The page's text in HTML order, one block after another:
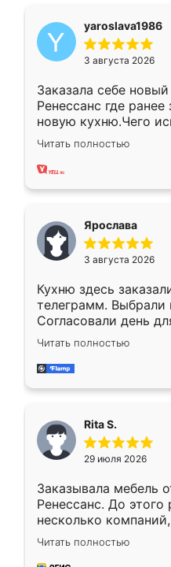
yaroslava1986
3 августа 2026
Заказала себе
Ренессанс где ранее
новую кухню.Чего
вполне довольна.
два года, нареканий
Читать полностью
Ярослава
3 августа 2026
Кухню здесь
телеграмм.
Согласовали день
недели кухня была
довольны работой.
мебель за
Читать полностью
Rita S.
29 июля 2026
Заказывала мебель
Ренессанс. До этого
несколько
эту. Сначала
приехал замерщик,
Читать полностью